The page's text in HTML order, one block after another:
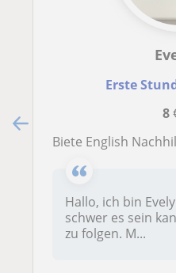
Erste
8
Biete English
Hallo, ich bin
schwer es sein
zu folgen. M...